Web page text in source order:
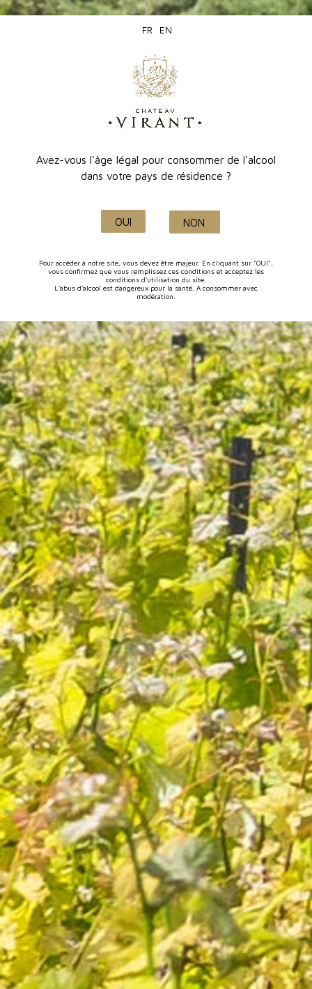
67 avis
10,10 €
Cuvée AOC Blanc
33 avis
7,80 €
Domaine Virant Blanc
FR EN
Avez-vous l'âge légal pour consommer de l'alcool
dans votre pays de résidence ?
OUI NON
Pour accéder à notre site, vous devez être majeur. En cliquant sur "OUI",
vous confirmez que vous remplissez ces conditions et acceptez les
conditions d'utilisation du site.
L'abus d'alcool est dangereux pour la santé. A consommer avec
modération.